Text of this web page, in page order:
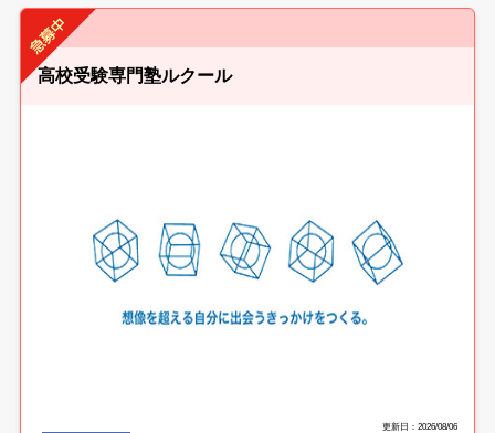
高校受験専門塾ルクール
更新日：2026/08/06